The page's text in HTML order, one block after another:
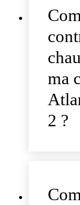
ma
2 ?